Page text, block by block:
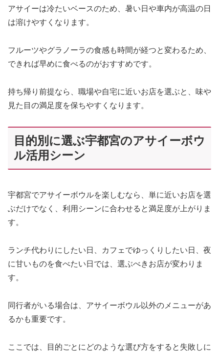
アサイーは冷たいベースのため、暑い日や車内が高温の日
は溶けやすくなります。
フルーツやグラノーラの食感も時間が経つと変わるため、
できれば早めに食べるのがおすすめです。
持ち帰り前提なら、職場や自宅に近いお店を選ぶと、味や
見た目の満足度を保ちやすくなります。
目的別に選ぶ宇都宮のアサイーボウ
ル活用シーン
宇都宮でアサイーボウルを楽しむなら、単に近いお店を選
ぶだけでなく、利用シーンに合わせると満足度が上がりま
す。
ランチ代わりにしたい日、カフェでゆっくりしたい日、夜
に甘いものを食べたい日では、選ぶべきお店が変わりま
す。
同行者がいる場合は、アサイーボウル以外のメニューがあ
るかも重要です。
ここでは、目的ごとにどのような選び方をすると失敗しに